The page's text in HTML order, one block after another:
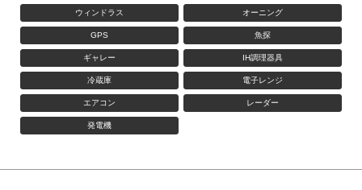
ウィンドラス オーニング
GPS 魚探
ギャレー IH調理器具
冷蔵庫 電子レンジ
エアコン レーダー
発電機